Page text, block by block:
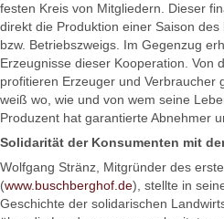
festen Kreis von Mitgliedern. Dieser
direkt die Produktion einer Saison
bzw. Betriebszweigs. Im Gegenzug
Erzeugnisse dieser Kooperation. Von
profitieren Erzeuger und Verbraucher
weiß wo, wie und von wem seine
Produzent hat garantierte Abnehmer
Solidarität der Konsumenten mit
Wolfgang Stränz, Mitgründer des
(www.buschberghof.de), stellte in
Geschichte der solidarischen